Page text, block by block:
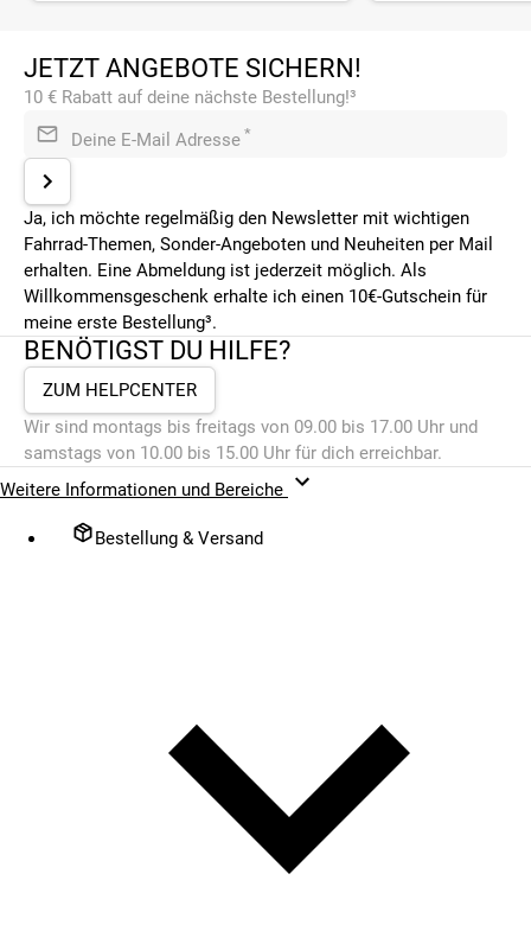
JETZT ANGEBOTE SICHERN!
10 € Rabatt auf deine nächste Bestellung!³
Deine E-Mail Adresse *
Ja, ich möchte regelmäßig den Newsletter mit wichtigen
Fahrrad-Themen, Sonder-Angeboten und Neuheiten per Mail
erhalten. Eine Abmeldung ist jederzeit möglich. Als
Willkommensgeschenk erhalte ich einen 10€-Gutschein für
meine erste Bestellung³.
BENÖTIGST DU HILFE?
ZUM HELPCENTER
Wir sind montags bis freitags von 09.00 bis 17.00 Uhr und
samstags von 10.00 bis 15.00 Uhr für dich erreichbar.
Weitere Informationen und Bereiche
Bestellung & Versand